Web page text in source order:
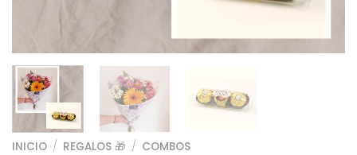
INICIO / REGALOS 🎁 / COMBOS